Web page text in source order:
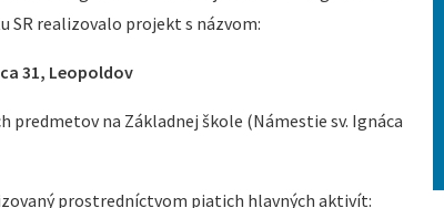
realizovalo projekt s názvom:
31, Leopoldov
na Základnej škole (Námestie sv. Ignáca
prostredníctvom piatich hlavných aktivít: